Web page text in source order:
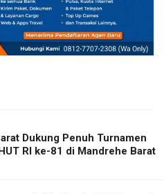
Dukung Penuh Turnamen
RI ke-81 di Mandrehe Barat